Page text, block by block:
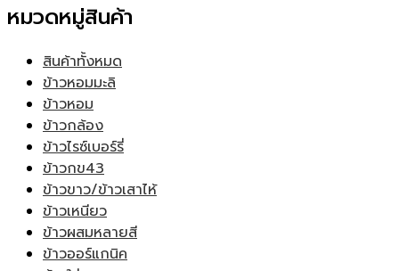
หมวดหมู่สินค้า
สินค้าทั้งหมด
ข้าวหอมมะลิ
ข้าวหอม
ข้าวกล้อง
ข้าวไรซ์เบอร์รี่
ข้าวกข43
ข้าวขาว/ข้าวเสาไห้
ข้าวเหนียว
ข้าวผสมหลายสี
ข้าวออร์แกนิค